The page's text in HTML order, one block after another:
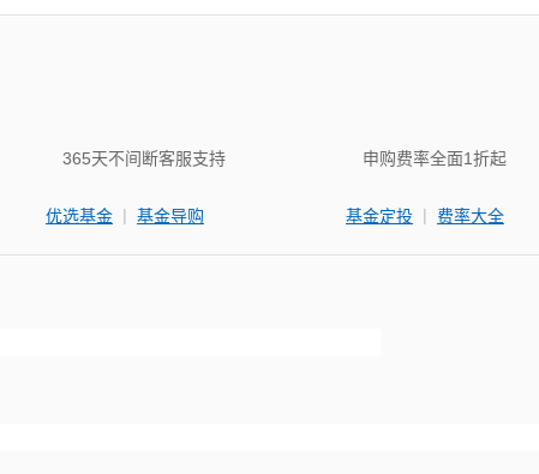
365天不间断客服支持
优选基金 | 基金导购
申购费率全面1折起
基金定投 | 费率大全